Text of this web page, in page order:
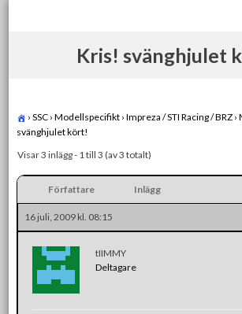
Kris! svänghjulet
› SSC › Modellspecifikt › Impreza / STI Racing / BRZ ›
svänghjulet kört!
Visar 3 inlägg - 1 till 3 (av 3 totalt)
Författare Inlägg
16 juli, 2009 kl. 08:15
tIIMMY
Deltagare